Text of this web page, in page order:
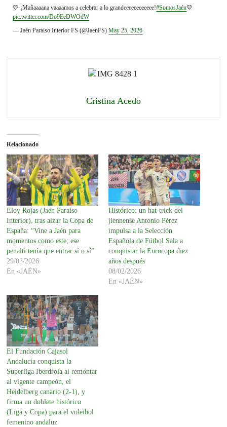
💛 ¡Mañaaaana vaaaamos a celebrar a lo grandeeeeeeeeeeee!#SomosJaén💛
pic.twitter.com/Do9EeDWOdW
— Jaén Paraíso Interior FS (@JaenFS)May 25, 2026
Cristina Acedo
Relacionado
Eloy Rojas (Jaén Paraíso
Interior), tras alzar la Copa de
España: “Vine a Jaén para
momentos como este; ese
penalti tenía que entrar sí o sí”
29/03/2026
En «JAÉN»
Histórico: un hat-trick del
jiennense Antonio Pérez
impulsa a la Selección
Española de Fútbol Sala a
conquistar la Eurocopa diez
años después
08/02/2026
En «JAÉN»
El Fundación Cajasol
Andalucía conquista la
Superliga Iberdrola al remontar
al vigente campeón, el
Heidelberg canario (2-1), y
firma un doblete histórico
(Liga y Copa) para el voleibol
femenino andaluz